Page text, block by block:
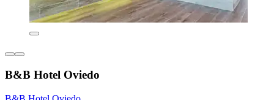
B&B Hotel Oviedo